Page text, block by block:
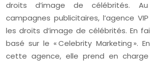
droits d’image de célébrités.
campagnes publicitaires, l’agence
les droits d’image de célébrités. En
basé sur le « Celebrity Marketing ».
cette agence, elle prend en